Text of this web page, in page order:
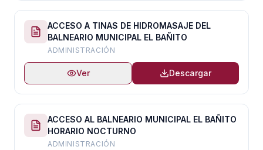
ACCESO A TINAS DE HIDROMASAJE DEL
BALNEARIO MUNICIPAL EL BAÑITO
ADMINISTRACIÓN
Ver Descargar
ACCESO AL BALNEARIO MUNICIPAL EL BAÑITO
HORARIO NOCTURNO
ADMINISTRACIÓN